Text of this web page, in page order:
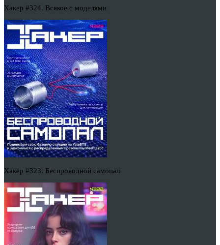
Хакер #324. Всякое с моделями
Хакер #323. Беспроводной самопал